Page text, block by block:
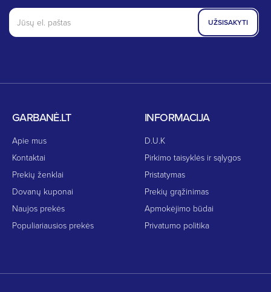
GARBANĖ.LT
Apie mus
Kontaktai
Prekių ženklai
Dovanų kuponai
Naujos prekės
Populiariausios prekės
INFORMACIJA
D.U.K
Pirkimo taisyklės ir sąlygos
Pristatymas
Prekių grąžinimas
Apmokėjimo būdai
Privatumo politika
UŽSISAKYTI